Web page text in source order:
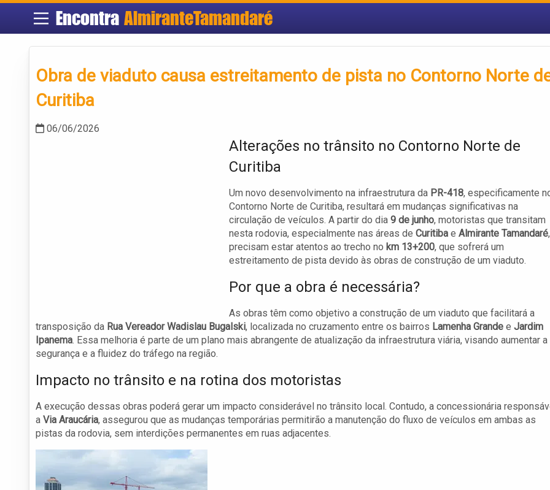
Encontra AlmiranteTamandaré
Obra de viaduto causa estreitamento de pista no Contorno Norte
Curitiba
06/06/2026
Alterações no trânsito no Contorno Norte de
Curitiba
Um novo desenvolvimento na infraestrutura da PR-418, especificamente
Contorno Norte de Curitiba, resultará em mudanças significativas na
circulação de veículos. A partir do dia 9 de junho, motoristas que transitam
nesta rodovia, especialmente nas áreas de Curitiba e Almirante Tamandaré,
precisam estar atentos ao trecho no km 13+200, que sofrerá um
estreitamento de pista devido às obras de construção de um viaduto.
Por que a obra é necessária?
As obras têm como objetivo a construção de um viaduto que facilitará a
transposição da Rua Vereador Wadislau Bugalski, localizada no cruzamento entre os bairros Lamenha Grande e Jardim
Ipanema. Essa melhoria é parte de um plano mais abrangente de atualização da infraestrutura viária, visando aumentar a
segurança e a fluidez do tráfego na região.
Impacto no trânsito e na rotina dos motoristas
A execução dessas obras poderá gerar um impacto considerável no trânsito local. Contudo, a concessionária
a Via Araucária, assegurou que as mudanças temporárias permitirão a manutenção do fluxo de veículos em ambas as
pistas da rodovia, sem interdições permanentes em ruas adjacentes.